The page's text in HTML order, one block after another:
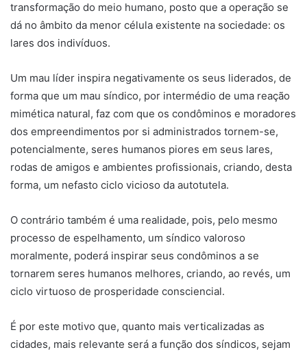
transformação do meio humano, posto que a operação se
dá no âmbito da menor célula existente na sociedade: os
lares dos indivíduos.
Um mau líder inspira negativamente os seus liderados, de
forma que um mau síndico, por intermédio de uma reação
mimética natural, faz com que os condôminos e moradores
dos empreendimentos por si administrados tornem-se,
potencialmente, seres humanos piores em seus lares,
rodas de amigos e ambientes profissionais, criando, desta
forma, um nefasto ciclo vicioso da autotutela.
O contrário também é uma realidade, pois, pelo mesmo
processo de espelhamento, um síndico valoroso
moralmente, poderá inspirar seus condôminos a se
tornarem seres humanos melhores, criando, ao revés, um
ciclo virtuoso de prosperidade consciencial.
É por este motivo que, quanto mais verticalizadas as
cidades, mais relevante será a função dos síndicos, sejam